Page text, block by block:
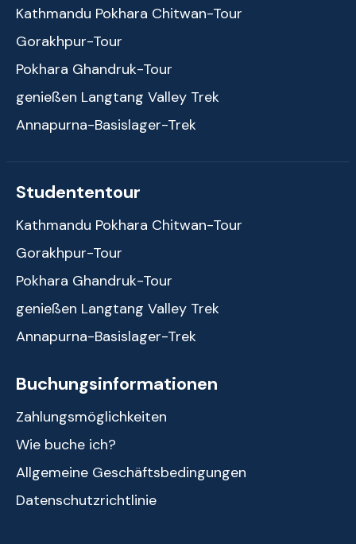
Kathmandu Pokhara Chitwan-Tour
Gorakhpur-Tour
Pokhara Ghandruk-Tour
genießen Langtang Valley Trek
Annapurna-Basislager-Trek
Studententour
Kathmandu Pokhara Chitwan-Tour
Gorakhpur-Tour
Pokhara Ghandruk-Tour
genießen Langtang Valley Trek
Annapurna-Basislager-Trek
Buchungsinformationen
Zahlungsmöglichkeiten
Wie buche ich?
Allgemeine Geschäftsbedingungen
Datenschutzrichtlinie